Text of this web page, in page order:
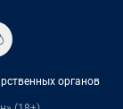
органов